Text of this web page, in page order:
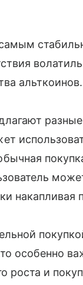
альткоинов.
особенно
роста и